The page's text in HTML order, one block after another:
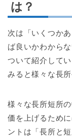
は？
次は「いくつか
ば良いかわから
ついて紹介して
みると様々な長
様々な長所短所
価を上げるため
ントは「長所と